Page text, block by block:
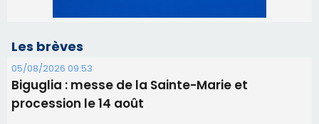
Les brèves
05/08/2026 09:53
Biguglia : messe de la Sainte-Marie et
procession le 14 août